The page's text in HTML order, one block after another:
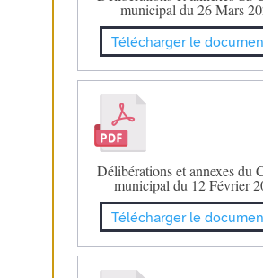
municipal du 26 Mars
Télécharger le
Délibérations et annexes du
municipal du 12 Février
Télécharger le